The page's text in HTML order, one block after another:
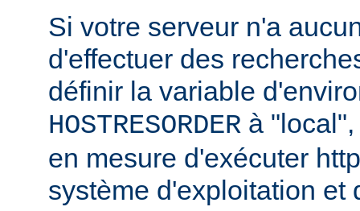
Si votre serveur n'a
d'effectuer des
définir la variable
HOSTRESORDER à
en mesure d'exécuter
système d'exploitation et